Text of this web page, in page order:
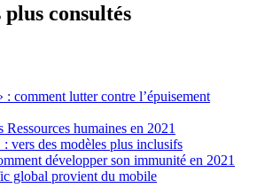
consultés
: comment lutter contre l’épuisement
Ressources humaines en 2021
vers des modèles plus inclusifs
développer son immunité en 2021
global provient du mobile